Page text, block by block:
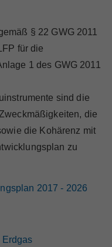
§ 22 GWG 2011
für die
1 des GWG 2011
sind die
die
die Kohärenz mit
zu
2017 - 2026
Erdgas